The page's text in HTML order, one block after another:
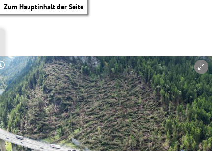
Zum Hauptinhalt der Seite
Copyright-Hinweis öffnen/schließen